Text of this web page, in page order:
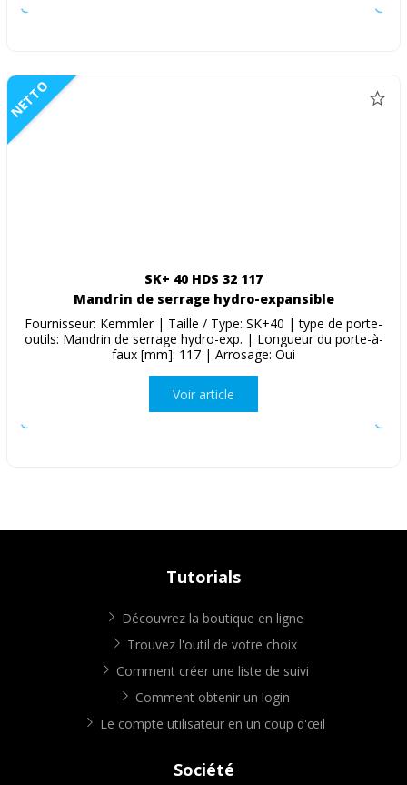
NETTO
SK+ 40 HDS 32 117
Mandrin de serrage hydro-expansible
Fournisseur: Kemmler | Taille / Type: SK+40 | type de porte-
outils: Mandrin de serrage hydro-exp. | Longueur du porte-à-
faux [mm]: 117 | Arrosage: Oui
Voir article
Tutorials
Découvrez la boutique en ligne
Trouvez l'outil de votre choix
Comment créer une liste de suivi
Comment obtenir un login
Le compte utilisateur en un coup d'œil
Société